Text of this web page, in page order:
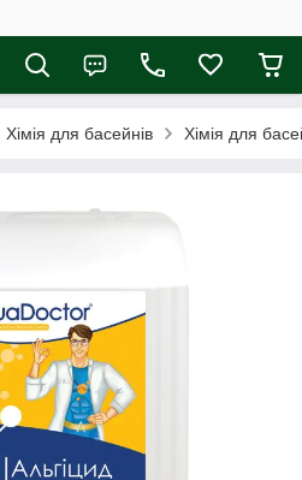
Хімія для басейнів Хімія для